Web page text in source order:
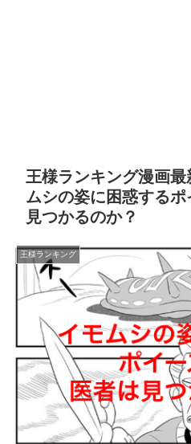
王様ランキング漫画
ムシの姿に困惑する
見つかるのか？
王様ランキング